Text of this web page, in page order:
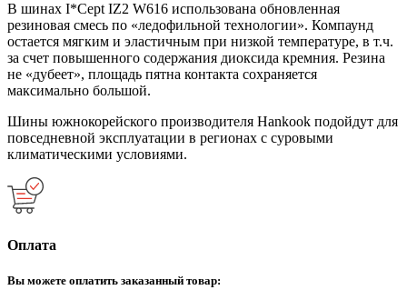
В шинах I*Cept IZ2 W616 использована обновленная
резиновая смесь по «ледофильной технологии». Компаунд
остается мягким и эластичным при низкой температуре, в т.ч.
за счет повышенного содержания диоксида кремния. Резина
не «дубеет», площадь пятна контакта сохраняется
максимально большой.
Шины южнокорейского производителя Hankook подойдут для
повседневной эксплуатации в регионах с суровыми
климатическими условиями.
Оплата
Вы можете оплатить заказанный товар: